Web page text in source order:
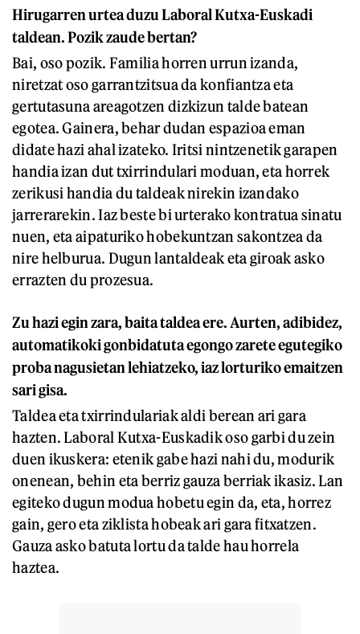
Hirugarren urtea duzu Laboral Kutxa-Euskadi
taldean. Pozik zaude bertan?
Bai, oso pozik. Familia horren urrun izanda,
niretzat oso garrantzitsua da konfiantza eta
gertutasuna areagotzen dizkizun talde batean
egotea. Gainera, behar dudan espazioa eman
didate hazi ahal izateko. Iritsi nintzenetik garapen
handia izan dut txirrindulari moduan, eta horrek
zerikusi handia du taldeak nirekin izandako
jarrerarekin. Iaz beste bi urterako kontratua sinatu
nuen, eta aipaturiko hobekuntzan sakontzea da
nire helburua. Dugun lantaldeak eta giroak asko
errazten du prozesua.
Zu hazi egin zara, baita taldea ere. Aurten, adibidez,
automatikoki gonbidatuta egongo zarete egutegiko
proba nagusietan lehiatzeko, iaz lorturiko emaitzen
sari gisa.
Taldea eta txirrindulariak aldi berean ari gara
hazten. Laboral Kutxa-Euskadik oso garbi du zein
duen ikuskera: etenik gabe hazi nahi du, modurik
onenean, behin eta berriz gauza berriak ikasiz. Lan
egiteko dugun modua hobetu egin da, eta, horrez
gain, gero eta ziklista hobeak ari gara fitxatzen.
Gauza asko batuta lortu da talde hau horrela
haztea.